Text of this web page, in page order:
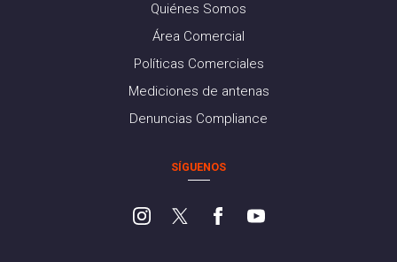
Quiénes Somos
Área Comercial
Políticas Comerciales
Mediciones de antenas
Denuncias Compliance
SÍGUENOS